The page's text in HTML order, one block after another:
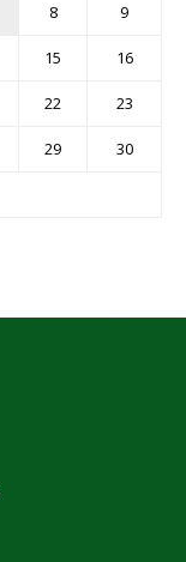
8 9
15 16
22 23
29 30